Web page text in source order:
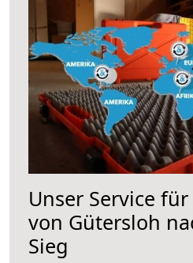
Unser Service
von Gütersloh
Sieg